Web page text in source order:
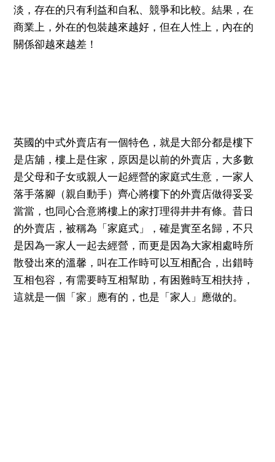
淡，存在的只有利益和自私、競爭和比較。結果，在
商業上，外在的包裝越來越好，但在人性上，內在的
關係卻越來越差！
英國的中式外賣店有一個特色，就是大部分都是樓下
是店舖，樓上是住家，原因是以前的外賣店，大多數
是父母和子女或親人一起經營的家庭式生意，一家人
落手落腳（親自動手）齊心將樓下的外賣店做得妥妥
當當，也同心合意將樓上的家打理得井井有條。昔日
的外賣店，被稱為「家庭式」，確是實至名歸，不只
是因為一家人一起去經營，而更是因為大家相處時所
散發出來的溫馨，叫在工作時可以互相配合，出錯時
互相包容，有需要時互相幫助，有困難時互相扶持，
這就是一個「家」應有的，也是「家人」應做的。